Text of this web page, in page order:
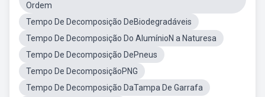
Ordem
Tempo De Decomposição DeBiodegradáveis
Tempo De Decomposição Do AlumínioN a Naturesa
Tempo De Decomposição DePneus
Tempo De DecomposiçãoPNG
Tempo De Decomposição DaTampa De Garrafa